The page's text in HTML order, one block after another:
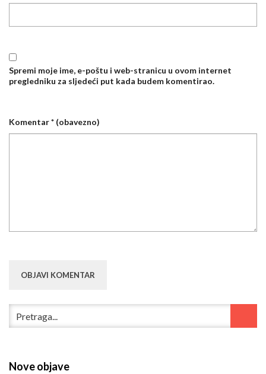
Spremi moje ime, e-poštu i web-stranicu u ovom internet
pregledniku za sljedeći put kada budem komentirao.
Komentar* (obavezno)
Nove objave